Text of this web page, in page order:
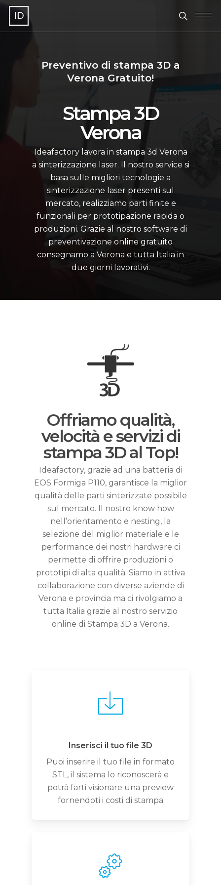
Skip
main
search
Menu
Preventivo di stampa 3D a
Verona Gratuito!
Stampa 3D
Verona
Ideafactory lavora in stampa 3d Verona
a sinterizzazione laser. Il nostro service si
basa sulle migliori tecnologie a
sinterizzazione laser presenti sul
mercato, realizziamo parti finite e
funzionali per prototipazione rapida o
produzioni. Grazie al nostro software di
preventivazione online gratuito
consegnamo a Verona e tutta Italia in
due giorni lavorativi.
Offriamo qualità,
velocità e servizi di
stampa 3D al Top!
Ideafactory, grazie ad una batteria di
EOS Formiga P110, garantisce la miglior
qualità delle parti sinterizzate possibile
sul mercato. Il nostro know how
nell’orientamento e nesting, la
selezione del miglior materiale e le
performance dei nostri hardware ci
permette di offrire produzioni o
prototipi di alta qualità. Siamo in attiva
collaborazione con diverse aziende di
Verona e provincia ma ci rivolgiamo a
tutta Italia grazie al nostro servizio
online di Stampa 3D a Verona.
Inserisci il tuo file 3D
Puoi inserire il tuo file in formato
STL, il sistema lo riconoscerà e
potrà farti visionare una preview
fornendoti i costi di stampa